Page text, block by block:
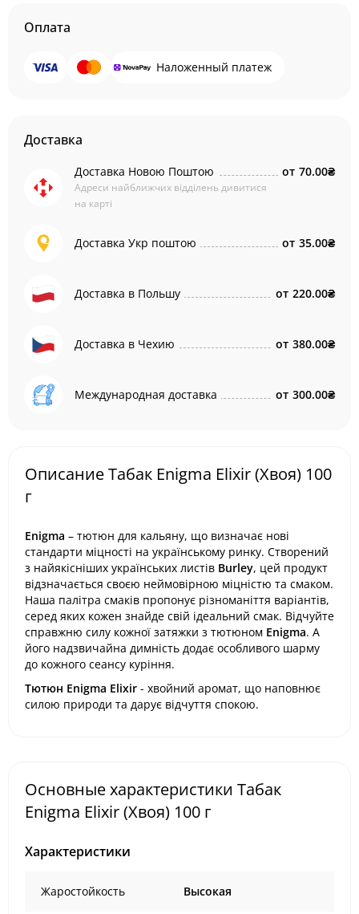
Оплата
Наложенный платеж
Доставка
Доставка Новою Поштою
Адреси найближчих відділень дивитися
на карті
от 70.00₴
Доставка Укр поштою от 35.00₴
Доставка в Польшу от 220.00₴
Доставка в Чехию от 380.00₴
Международная доставка от 300.00₴
Описание Табак Enigma Elixir (Хвоя) 100
г
Enigma – тютюн для кальяну, що визначає нові
стандарти міцності на українському ринку. Створений
з найякісніших українських листів Burley, цей продукт
відзначається своєю неймовірною міцністю та смаком.
Наша палітра смаків пропонує різноманіття варіантів,
серед яких кожен знайде свій ідеальний смак. Відчуйте
справжню силу кожної затяжки з тютюном Enigma. А
його надзвичайна димність додає особливого шарму
до кожного сеансу куріння.
Тютюн Enigma Elixir - хвойний аромат, що наповнює
силою природи та дарує відчуття спокою.
Основные характеристики Табак
Enigma Elixir (Хвоя) 100 г
Характеристики
Жаростойкость Высокая